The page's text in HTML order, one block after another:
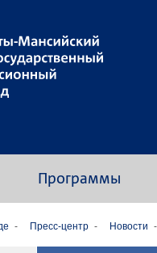
Программы
Пресс-центр Новости